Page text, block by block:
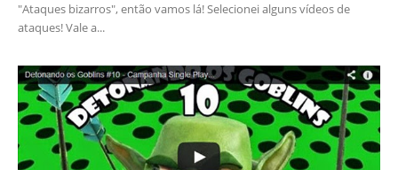
"Ataques bizarros", então vamos lá! Selecionei alguns vídeos de
ataques! Vale a...